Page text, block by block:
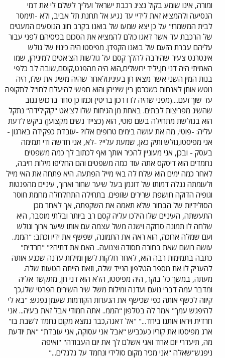
ומורה, אינו שומע בקול נציג רכבת ישראל ועליך לשלם לי את דמי
הנסיעה ולהמציא זאת לידיי עד נגיע אל תחנת תל אביב, ולא -תימסר
לבית המשמר!" על כן יצא שמעו של בואנו בקרב חוג הנוסעים המעטים
של הרכבת עד אשר דאגו כולם להמציא את הסכום בכיסיהם לפני עבור
עליהם עברת הזעם של בואנו הקפדן. מפיסטו היה כינויו של גולש
אינטרנט צעיר שהירבה להלך קסם על גולשות הצ'אטים למיניהן, שמו
האמיתי היה דני חן,יליד ירושלים,הוא היה מהפנט,קוסם,שובה לב כלפי
בנות המין השני אשר מצאו חן בעיניו.ולאחר שהיה משיג את שלו, היה
נוטש אותן לאנחות כשכרסן בין שיניהן והוא חפשי להיעלם לחו"ל לתקופה
עד שוך זעם....(מפני שהיה לו דרכון בריטי) וכמו כן סחר ברכוש גנוב
שהשיג מפריצות לבתים. באחת מן הגיחות שלו לצ'אט "קוקילידה" נתקל
הוא בגולשת מתחילה בשם פוטי, הוא (כצייד נשים מקצוען) ביקש לדעת
עליה: -פוטי, מה את עושה בימים טרופים אלו? -עובדת כפקידה בארגון -
אני מפיסטו,גולש ותיק כאן, שמעת עליי? -לא, אני חדשה ודי תמימה
בעסק - ובכן, אני מעוניין להכיר אותך ואף לכתוב לך כמה משפטים
נחמדים הוא דיסקס אתה עוד כמה משפטים והם החליפו מילות חיבה,
לאחר כמה ימים הוא שלח לה באי מייל הפתעה. היא פתחה את האי מייל
ולעומתה נגלה דמותו של דוגמן בעל שיער שחור וארוך, עיניים מהפנטות
וגופיה הדוקה חושפת שרירים שזופים. בתחילה התחלחלה מחמת חוסר
הסולידיות של הבחור שלא תאמה את השקפתה, אך לאחר מכן
התעשתה, העיניים שלו הילכו עליה קסם רב ביותר ובלתי מוסבר, היא
שלחה לו תמונה סרוקה וישנה משל עצמה עם אותו שיער ארוך וגולש
ועם שמלה ארוכה, הוא ראה את התמונה, שפשף את ידיו וכתב: "הממ..
עושה רושם שאת בחורה חסודה וצנועה.. האם את דתיה?" "חרדית"
כתבה בתמימות רבה הוא, לאחר חלקות לשון ומילות עדנה שכנע אותה
להעניק לו את מספר הטלפון הנייד שלה, וזאת הייתה הטעות שלה.
מעתה, במשך כל בוקר, היה מפיסטו, הלא הוא דני חן, מתקשר אליה
ומדבר עמה דברי נועם ועדנה ומילות משל שיר השירים הפרטי שלו,כך
קיווה לכשף אותה כפי שכישף את הנערות הקודמות שעמן נפגש: "בא לי
להיפגש עמך" אמר לה בטלפון "הממ.. אתה חמודי אבל זאת בעיה... אני
חרדית ויראו אותנו ביחד..." "אל דאגה,כבר נמצא מקום נחמד לשבת בו"
ארג מפיסטו את קוריו כעכביש "אבל אני עסוקה, אני עובדת" "את יודעת
מה, תיעדרי יום אחד ואני אשלם לך את יום העבודה" "ואיפה
ניפגש"שאלה "אני מכיר מקום סולידי ונחמד על גלגלים..."